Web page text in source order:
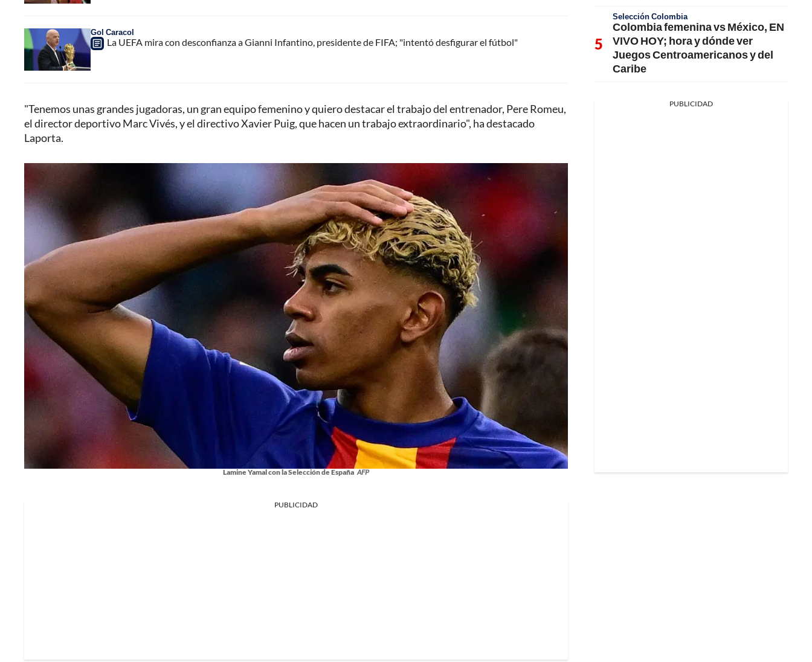
Gol Caracol
La UEFA mira con desconfianza a Gianni Infantino, presidente de FIFA; "intentó desfigurar el fútbol"
"Tenemos unas grandes jugadoras, un gran equipo femenino y quiero destacar el trabajo del entrenador, Pere Romeu,
el director deportivo Marc Vivés, y el directivo Xavier Puig, que hacen un trabajo extraordinario", ha destacado
Laporta.
Lamine Yamal con la Selección de España AFP
PUBLICIDAD
Selección Colombia
Colombia femenina vs México, EN
VIVO HOY; hora y dónde ver
Juegos Centroamericanos y del
Caribe
PUBLICIDAD